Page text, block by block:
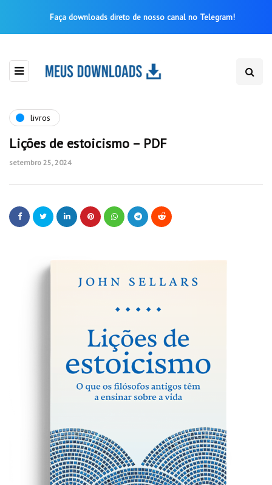
Faça downloads direto de nosso canal no Telegram!
livros
Lições de estoicismo – PDF
setembro 25, 2024